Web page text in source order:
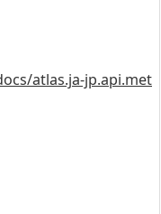
atlas.ja-jp.api.met